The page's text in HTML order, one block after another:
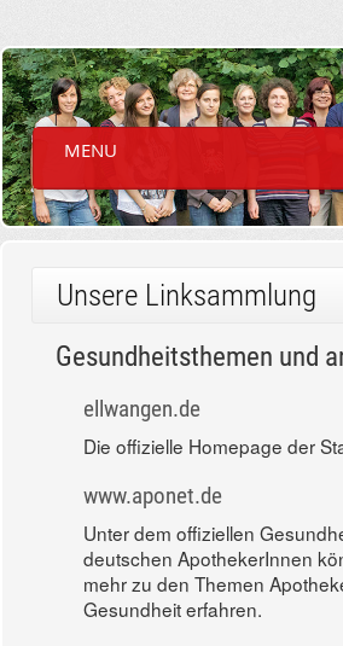
MENU
Unsere Linksammlung
Gesundheitsthemen und
ellwangen.de
Die offizielle Homepage der
www.aponet.de
Unter dem offiziellen
deutschen ApothekerInnen
mehr zu den Themen
Gesundheit erfahren.